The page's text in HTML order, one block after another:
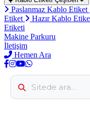
Paslanmaz Kablo Etiket
Etiket
Hazır Kablo
Etiketi
Makine Parkuru
İletişim
Hemen Ara